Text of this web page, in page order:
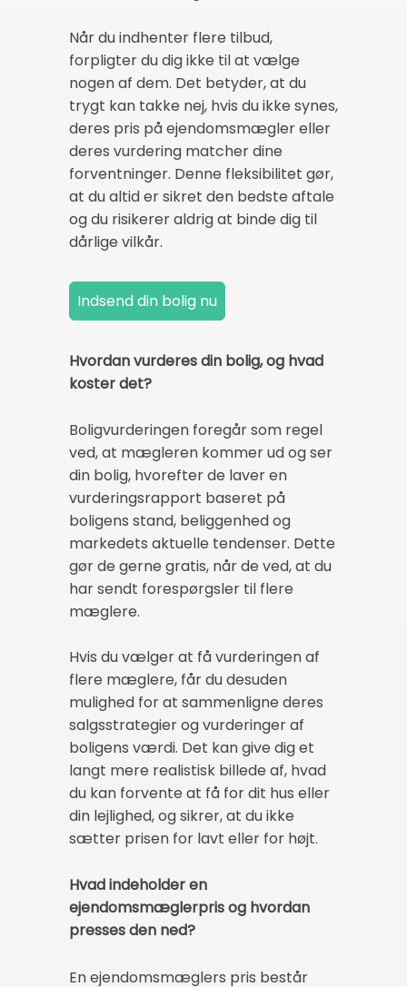
Når du indhenter flere tilbud,
forpligter du dig ikke til at vælge
nogen af dem. Det betyder, at du
trygt kan takke nej, hvis du ikke synes,
deres pris på ejendomsmægler eller
deres vurdering matcher dine
forventninger. Denne fleksibilitet gør,
at du altid er sikret den bedste aftale
og du risikerer aldrig at binde dig til
dårlige vilkår.
Hvordan vurderes din bolig, og hvad
koster det?
Boligvurderingen foregår som regel
ved, at mægleren kommer ud og ser
din bolig, hvorefter de laver en
vurderingsrapport baseret på
boligens stand, beliggenhed og
markedets aktuelle tendenser. Dette
gør de gerne gratis, når de ved, at du
har sendt forespørgsler til flere
mæglere.
Hvis du vælger at få vurderingen af
flere mæglere, får du desuden
mulighed for at sammenligne deres
salgsstrategier og vurderinger af
boligens værdi. Det kan give dig et
langt mere realistisk billede af, hvad
du kan forvente at få for dit hus eller
din lejlighed, og sikrer, at du ikke
sætter prisen for lavt eller for højt.
Hvad indeholder en
ejendomsmæglerpris og hvordan
presses den ned?
En ejendomsmæglers pris består